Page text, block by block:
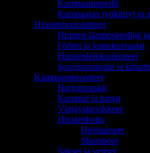
Kampaamopeilit
Kampaajan työkärryt ja
Hiustenhoitolaitteet
Hiusten lämpösäteilijät
Föönit ja kupukuivaajat
Hiustenleikkuukoneet
Suoristusraudat ja
Kampaamotuotteet
Harjoituspäät
Kammat ja harjat
Värjäystarvikkeet
Hiustenhoito
Hoitoaineet
Shampoot
Sakset ja veitset